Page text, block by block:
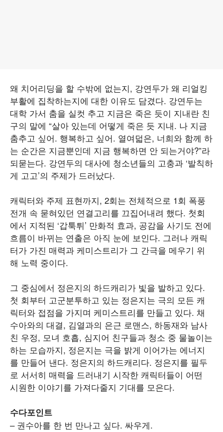
왜 치어리딩을 할 수밖에 없는지, 강연두가 왜 리얼킹
부활에 집착하는지에 대한 이유도 담겼다. 강연두는
대학 가서 춤을 실컷 추고 지금은 죽은 듯이 지내란 친
구의 말에 “살아 있는데 어떻게 죽은 듯 지내. 나 지금
춤추고 싶어. 행복하고 싶어. 열여덟은, 너희와 함께 하
는 순간은 지금뿐인데 지금 행복하면 안 되는거야?”라
되묻는다. 강연두의 대사에 청소년들의 고충과 ‘발칙하
게 고고’의 주제가 드러났다.
캐릭터와 주제 표현까지, 2회는 전체적으로 1회 폭풍
전개 속 묻혀있던 연결고리를 끄집어내려 했다. 첫회
에서 지적된 ‘갑툭튀’ 만화적 효과, 공감을 사기도 전에
흐름이 바뀌는 연출은 아직 눈에 보인다. 그러나 캐릭
터가 가진 매력과 케미스트리가 그 간극을 메우기 위
해 노력 중이다.
그 중심에서 정은지의 하드캐리가 빛을 발하고 있다.
첫 회부터 고군분투하고 있는 정은지는 극의 모든 캐
릭터와 접점을 가지며 케미스트리를 만들고 있다. 채
수아와의 대결, 김열과의 은근 로맨스, 하동재와 남사
친 우정, 모녀 호흡, 심지어 친구들과 청소 중 물놀이는
하는 모습까지, 정은지는 극을 밝게 이어가는 에너지
를 만들어 낸다. 정은지의 하드캐리다. 정은지를 필두
로 서서히 매력을 드러내기 시작한 캐릭터들이 어떤
시원한 이야기를 가져다줄지 기대를 모은다.
수다포인트
– 권수아를 한 번 만나고 싶다. 싸우게.